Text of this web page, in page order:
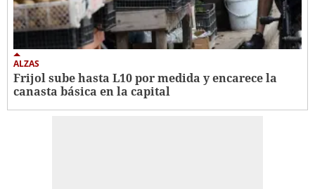
ALZAS
Frijol sube hasta L10 por medida y encarece la
canasta básica en la capital